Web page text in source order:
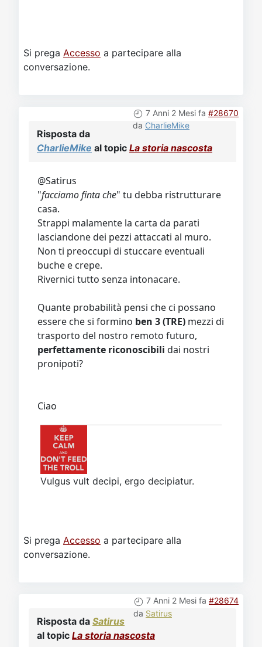
Si prega Accesso a partecipare alla
conversazione.
7 Anni 2 Mesi fa #28670
da CharlieMike
Risposta da
CharlieMike al topic La storia nascosta
@Satirus
"facciamo finta che" tu debba ristrutturare
casa.
Strappi malamente la carta da parati
lasciandone dei pezzi attaccati al muro.
Non ti preoccupi di stuccare eventuali
buche e crepe.
Rivernici tutto senza intonacare.
Quante probabilità pensi che ci possano
essere che si formino ben 3 (TRE) mezzi di
trasporto del nostro remoto futuro,
perfettamente riconoscibili dai nostri
pronipoti?
Ciao
Vulgus vult decipi, ergo decipiatur.
Si prega Accesso a partecipare alla
conversazione.
7 Anni 2 Mesi fa #28674
da Satirus
Risposta da Satirus
al topic La storia nascosta